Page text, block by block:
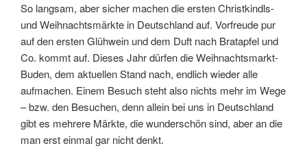
So langsam, aber sicher machen die ersten Christkindls-
und Weihnachtsmärkte in Deutschland auf. Vorfreude pur
auf den ersten Glühwein und dem Duft nach Bratapfel und
Co. kommt auf. Dieses Jahr dürfen die Weihnachtsmarkt-
Buden, dem aktuellen Stand nach, endlich wieder alle
aufmachen. Einem Besuch steht also nichts mehr im Wege
– bzw. den Besuchen, denn allein bei uns in Deutschland
gibt es mehrere Märkte, die wunderschön sind, aber an die
man erst einmal gar nicht denkt.